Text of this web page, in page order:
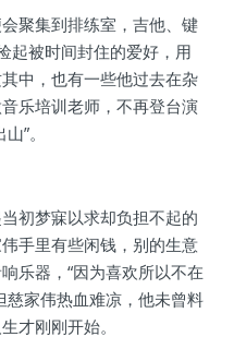
聚集到排练室，吉他、键
起被时间封住的爱好，用
中，也有一些他过去在杂
乐培训老师，不再登台演
”。
初梦寐以求却负担不起的
手里有些闲钱，别的生意
乐器，“因为喜欢所以不在
慈家伟热血难凉，他未曾料
才刚刚开始。